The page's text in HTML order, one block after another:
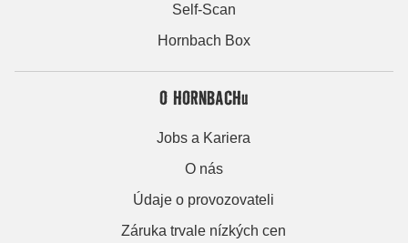
Self-Scan
Hornbach Box
O HORNBACHu
Jobs a Kariera
O nás
Údaje o provozovateli
Záruka trvale nízkých cen